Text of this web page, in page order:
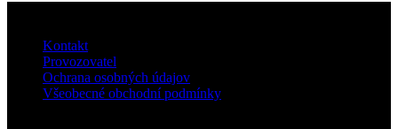
Kontakt
Provozovatel
Ochrana osobných údajov
Všeobecné obchodní podmínky